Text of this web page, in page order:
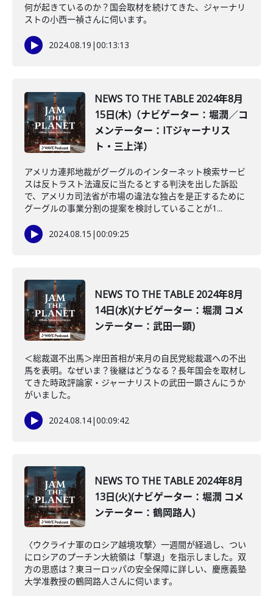
何が起きているのか？国会取材を続けてきた、ジャーナリ
ストの小西一禎さんに伺います。
2024.08.19 |00:13:13
NEWS TO THE TABLE 2024年8月
15日(木)（ナビゲーター：堀潤／コ
メンテーター：ITジャーナリス
ト・三上洋）
アメリカ連邦地裁がグーグルのインターネット検索サービ
スは反トラスト法違反に当たるとする判決を出した訴訟
で、アメリカ司法省が市場の違法な独占を是正するために
グーグルの事業分割の提案を検討していることが1...
2024.08.15 |00:09:25
NEWS TO THE TABLE 2024年8月
14日(水)(ナビゲーター：堀潤 コメ
ンテーター：武田一顕)
＜総裁選不出馬＞岸田首相が来月の自民党総裁選への不出
馬を表明。なぜいま？後継はどうなる？長年国会を取材し
てきた時政評論家・ジャーナリストの武田一顕さんにうか
がいました。
2024.08.14|00:09:42
NEWS TO THE TABLE 2024年8月
13日(火)(ナビゲーター：堀潤 コメ
ンテーター：鶴岡路人)
〈ウクライナ軍のロシア越境攻撃〉一週間が経過し、つい
にロシアのプーチン大統領は「撃退」を指示しました。双
方の思惑は？東ヨーロッパの安全保障に詳しい、慶應義塾
大学准教授の鶴岡路人さんに伺います。